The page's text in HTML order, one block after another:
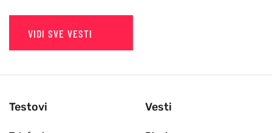
VIDI SVE VESTI
Testovi Vesti